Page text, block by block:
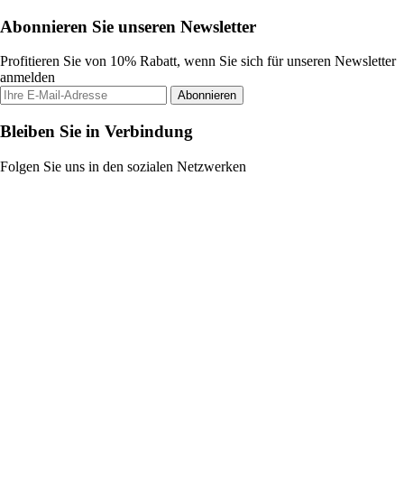
Abonnieren Sie unseren Newsletter
Profitieren Sie von 10% Rabatt, wenn Sie sich für unseren Newsletter
anmelden
Abonnieren
Bleiben Sie in Verbindung
Folgen Sie uns in den sozialen Netzwerken